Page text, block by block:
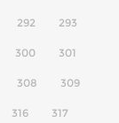
292 293
300 301
308 309
316 317